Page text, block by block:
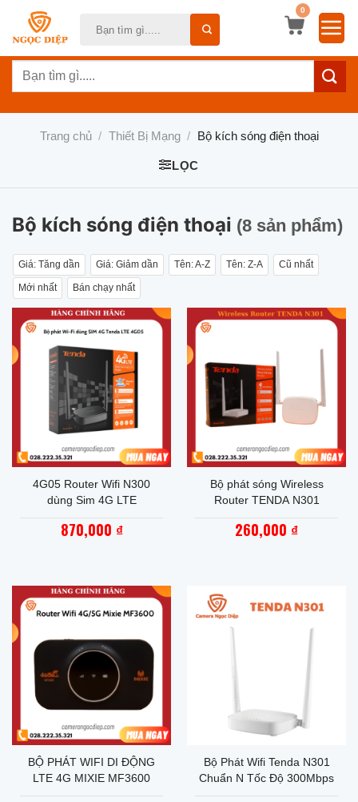
dung
0
Tìm
Trang chủ / Thiết Bị Mạng / Bộ kích sóng điện thoại
LỌC
Bộ kích sóng điện thoại (8 sản phẩm)
Giá: Tăng dần Giá: Giảm dần Tên: A-Z Tên: Z-A Cũ nhất
Mới nhất Bán chạy nhất
4G05 Router Wifi N300
dùng Sim 4G LTE
870,000 ₫
Bộ phát sóng Wireless
Router TENDA N301
260,000 ₫
BỘ PHÁT WIFI DI ĐỘNG
LTE 4G MIXIE MF3600
Bộ Phát Wifi Tenda N301
Chuẩn N Tốc Độ 300Mbps